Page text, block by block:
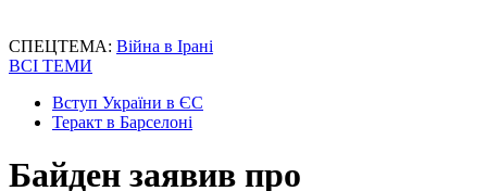
СПЕЦТЕМА: Війна в Ірані
ВСІ ТЕМИ
Вступ України в ЄС
Теракт в Барселоні
Байден заявив про